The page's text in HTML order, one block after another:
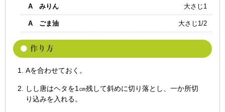
A みりん 大さじ1
A ごま油 大さじ1/2
Aを合わせておく。
しし唐はヘタを1㎝残して斜めに切り落とし、一か所切
り込みを入れる。